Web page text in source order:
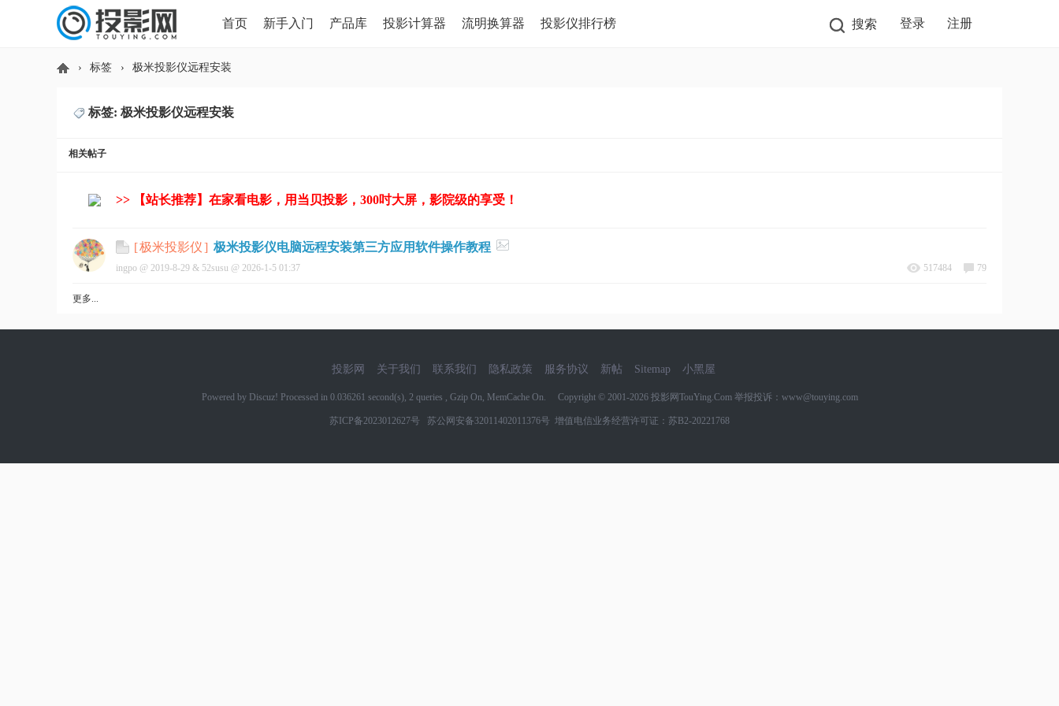
首页 新手入门 产品库 投影计算器 流明换算器 投影仪排行榜
HDMI版本对比 导读
搜索 登录 注册
› 标签 › 极米投影仪远程安装
标签: 极米投影仪远程安装
相关帖子
>> 【站长推荐】在家看电影，用当贝投影，300吋大屏，影院级的享受！
[极米投影仪] 极米投影仪电脑远程安装第三方应用软件操作教程
ingpo @ 2019-8-29 & 52susu @ 2026-1-5 01:37 517484 79
更多...
投影网 关于我们 联系我们 隐私政策 服务协议 新帖 Sitemap 小黑屋
Powered by Discuz! Processed in 0.036261 second(s), 2 queries , Gzip On, MemCache On. Copyright © 2001-2026 投影网TouYing.Com举报投诉：www@touying.com
苏ICP备2023012627号 苏公网安备32011402011376号 增值电信业务经营许可证：苏B2-20221768